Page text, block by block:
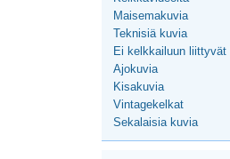
Maisemakuvia
Teknisiä kuvia
Ei kelkkailuun liittyvät
Ajokuvia
Kisakuvia
Vintagekelkat
Sekalaisia kuvia